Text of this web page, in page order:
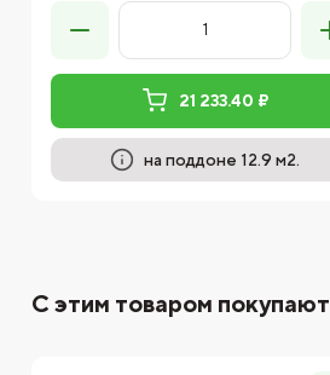
21 233.40 ₽
на поддоне 12.9 м2.
С этим товаром покупают